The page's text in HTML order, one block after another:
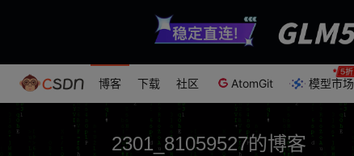
博客 下载 社区 AtomGit 模型市场
2301_81059527的博客